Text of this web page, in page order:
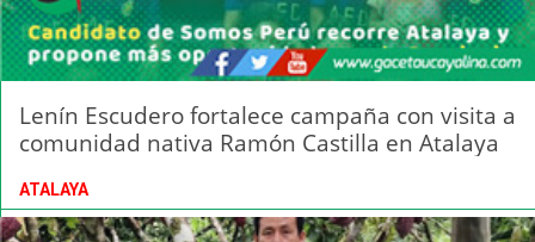
Lenín Escudero fortalece campaña con visita a
comunidad nativa Ramón Castilla en Atalaya
ATALAYA